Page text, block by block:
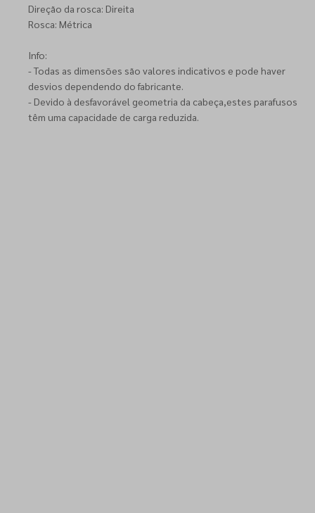
Direção da rosca: Direita
Rosca: Métrica
Info:
- Todas as dimensões são valores indicativos e pode haver
desvios dependendo do fabricante.
- Devido à desfavorável geometria da cabeça,estes parafusos
têm uma capacidade de carga reduzida.